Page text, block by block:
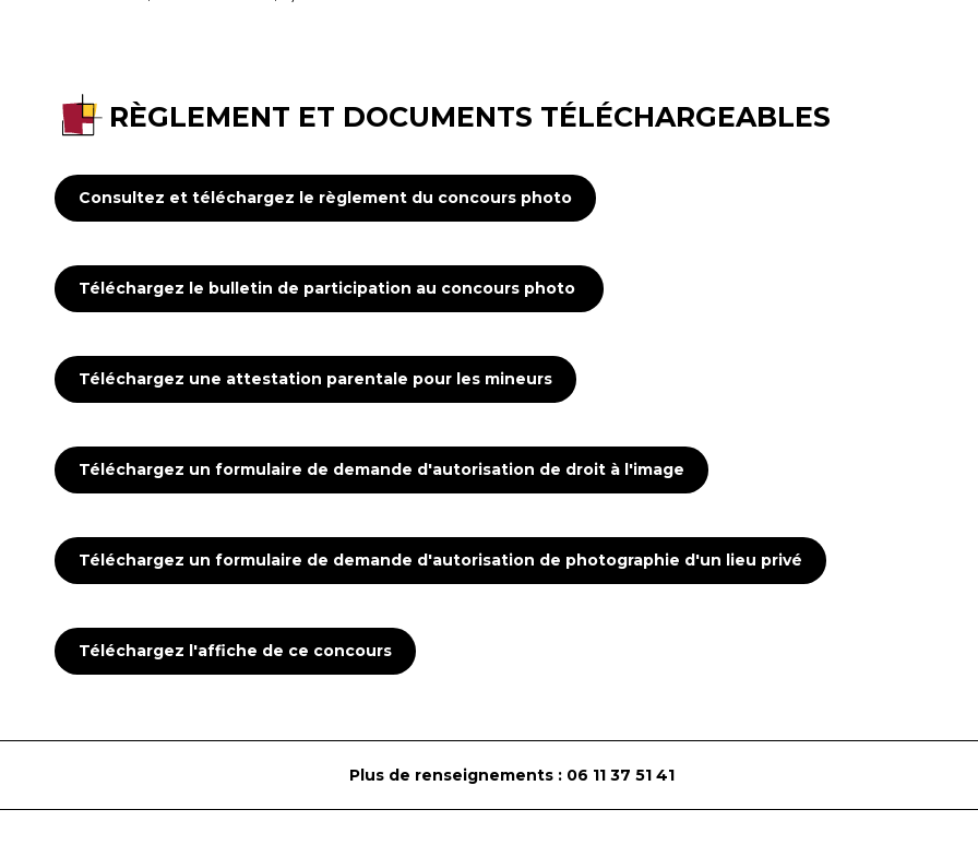
RÈGLEMENT ET DOCUMENTS TÉLÉCHARGEABLES
Consultez et téléchargez le règlement du concours photo
Téléchargez le bulletin de participation au concours photo
Téléchargez une attestation parentale pour les mineurs
Téléchargez un formulaire de demande d'autorisation de droit à l'image
Téléchargez un formulaire de demande d'autorisation de photographie d'un lieu privé
Téléchargez l'affiche de ce concours
Plus de renseignements : 06 11 37 51 41